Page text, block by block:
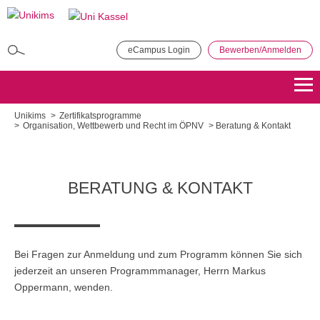
Direkt
eCampus Login Bewerben/Anmelden
Bewerben Übersicht
Master of Science - Industrielles Produktionsmanagement
Bewerben Übersicht
Unikims
Zertifikatsprogramme
Organisation, Wettbewerb und Recht im ÖPNV
Beratung & Kontakt
BERATUNG & KONTAKT
Bei Fragen zur Anmeldung und zum Programm können Sie sich
jederzeit an unseren Programmmanager, Herrn Markus
Oppermann, wenden.